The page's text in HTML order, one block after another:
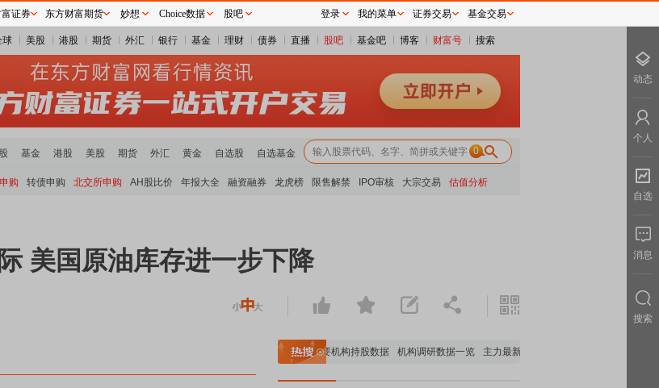
球 美股 港股 期货 外汇 银行 基金 理财 债券 直播 股吧 基金吧 博客 财富号 搜索
基金 港股 美股 期货 外汇 黄金 自选股 自选基金 0
购 转债申购 北交所申购 AH股比价 年报大全 融资融券 龙虎榜 限售解禁 IPO审核 大宗交易 估值分析
美国原油库存进一步下降
A股估值分析全览 重要机构持股数据 机构调研数据一览 主力最新动向
证券 东方财富期货 妙想 Choice数据 股吧 登录 我的菜单 证券交易 基金交易
动态
个人
自选
消息
搜索